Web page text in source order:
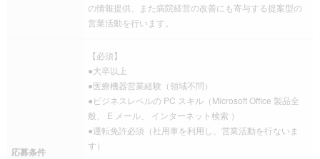
の情報提供、また病院経営の改善にも寄与する提案型の
営業活動を行います。
応募条件
【必須】
●大卒以上
●医療機器営業経験（領域不問）
●ビジネスレベルの PC スキル（Microsoft Office 製品全
般、 E メール、 インターネット検索 ）
●運転免許必須（社用車を利用し、営業活動を行ないま
す）